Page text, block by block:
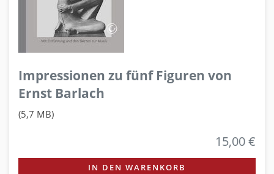
Impressionen zu fünf Figuren von
Ernst Barlach
(5,7 MB)
15,00 €
IN DEN WARENKORB